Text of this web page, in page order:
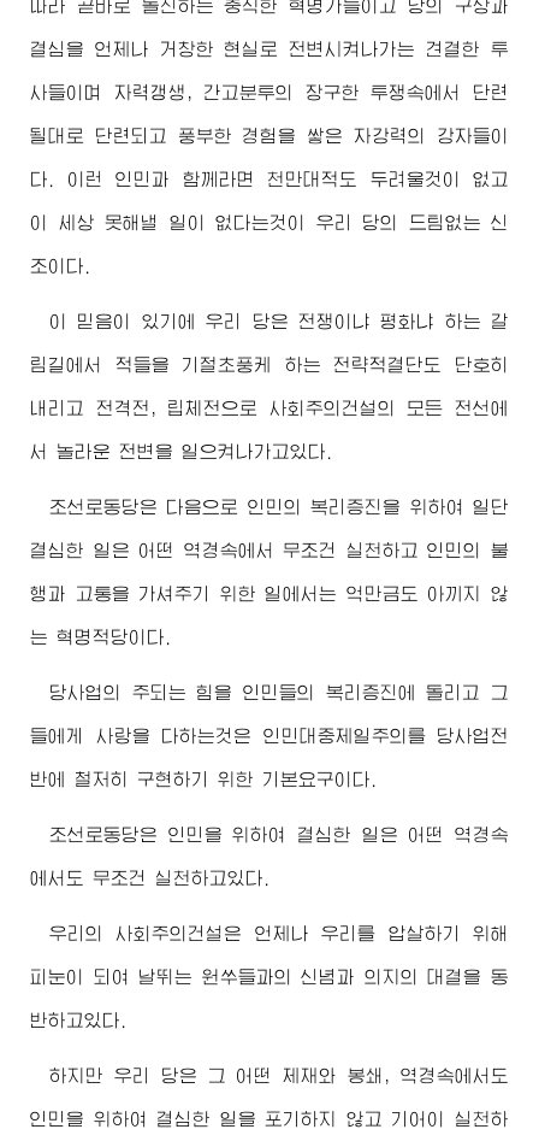
따라 곧바로 돌진하는 충직한 혁명가들이고 당의 구상과
결심을 언제나 거창한 현실로 전변시켜나가는 견결한 투
사들이며 자력갱생, 간고분투의 장구한 투쟁속에서 단련
될대로 단련되고 풍부한 경험을 쌓은 자강력의 강자들이
다. 이런 인민과 함께라면 천만대적도 두려울것이 없고
이 세상 못해낼 일이 없다는것이 우리 당의 드팀없는 신
조이다.
이 믿음이 있기에 우리 당은 전쟁이냐 평화냐 하는 갈
림길에서 적들을 기절초풍케 하는 전략적결단도 단호히
내리고 전격전, 립체전으로 사회주의건설의 모든 전선에
서 놀라운 전변을 일으켜나가고있다.
조선로동당은 다음으로 인민의 복리증진을 위하여 일단
결심한 일은 어떤 역경속에서 무조건 실천하고 인민의 불
행과 고통을 가셔주기 위한 일에서는 억만금도 아끼지 않
는 혁명적당이다.
당사업의 주되는 힘을 인민들의 복리증진에 돌리고 그
들에게 사랑을 다하는것은 인민대중제일주의를 당사업전
반에 철저히 구현하기 위한 기본요구이다.
조선로동당은 인민을 위하여 결심한 일은 어떤 역경속
에서도 무조건 실천하고있다.
우리의 사회주의건설은 언제나 우리를 압살하기 위해
피눈이 되여 날뛰는 원쑤들과의 신념과 의지의 대결을 동
반하고있다.
하지만 우리 당은 그 어떤 제재와 봉쇄, 역경속에서도
인민을 위하여 결심한 일을 포기하지 않고 기어이 실천하